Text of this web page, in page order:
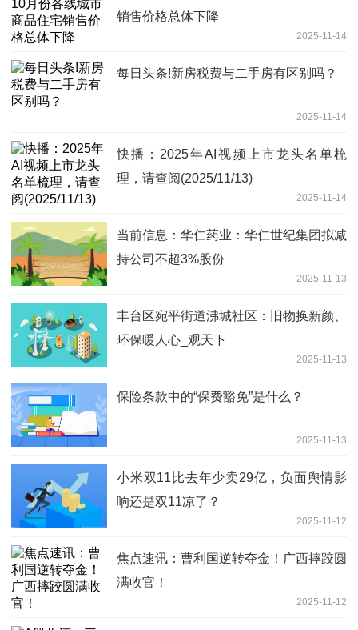
销售价格总体下降
2025-11-14
每日头条!新房税费与二手房有区别吗？
2025-11-14
快播：2025年AI视频上市龙头名单梳
理，请查阅(2025/11/13)
2025-11-14
当前信息：华仁药业：华仁世纪集团拟减
持公司不超3%股份
2025-11-13
丰台区宛平街道沸城社区：旧物换新颜、
环保暖人心_观天下
2025-11-13
保险条款中的“保费豁免”是什么？
2025-11-13
小米双11比去年少卖29亿，负面舆情影
响还是双11凉了？
2025-11-12
焦点速讯：曹利国逆转夺金！广西摔跤圆
满收官！
2025-11-12